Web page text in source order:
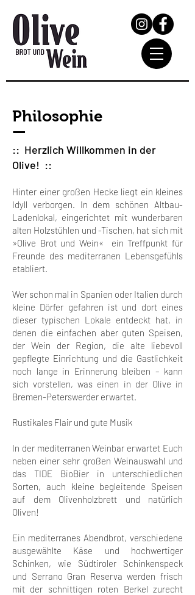
Philosophie
—
:: Herzlich Willkommen in der
Olive! ::
Hinter einer großen Hecke liegt ein kleines
Idyll verborgen. In dem schönen Altbau-
Ladenlokal, eingerichtet mit wunderbaren
alten Holzstühlen und -Tischen, hat sich mit
»Olive Brot und Wein« ein Treffpunkt für
Freunde des mediterranen Lebensgefühls
etabliert.
Wer schon mal in Spanien oder Italien durch
kleine Dörfer gefahren ist und dort eines
dieser typischen Lokale entdeckt hat, in
denen die einfachen aber guten Speisen,
der Wein der Region, die alte liebevoll
gepflegte Einrichtung und die Gastlichkeit
noch lange in Erinnerung bleiben – kann
sich vorstellen, was einen in der Olive in
Bremen-Peterswerder erwartet.
Rustikales Flair und gute Musik
In der mediterranen Weinbar erwartet Euch
neben einer sehr großen Weinauswahl und
das TIDE BioBier in unterschiedlichen
Sorten, auch kleine begleitende Speisen
auf dem Olivenholzbrett und natürlich
Oliven!
Ein mediterranes Abendbrot, verschiedene
ausgewählte Käse und hochwertiger
Schinken, wie Südtiroler Schinkenspeck
und Serrano Gran Reserva werden frisch
mit der schnittigen roten Berkel zurecht